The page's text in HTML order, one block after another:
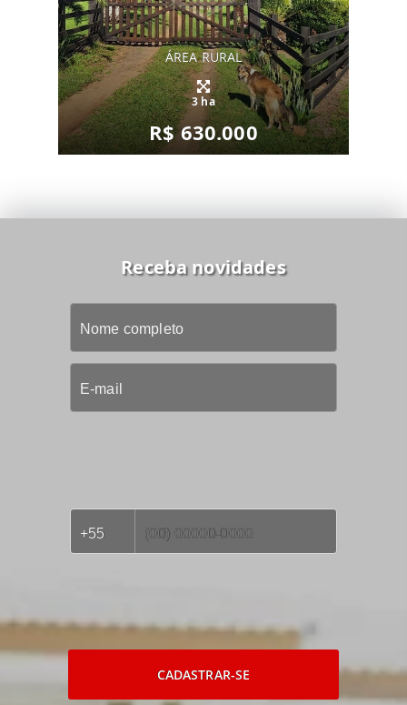
ÁREA RURAL
3 ha
R$ 630.000
Receba novidades
CADASTRAR-SE